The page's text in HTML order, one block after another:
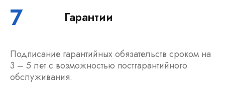
7 Гарантии
Подписание гарантийных обязательств сроком на
3 – 5 лет с возможностью постгарантийного
обслуживания.